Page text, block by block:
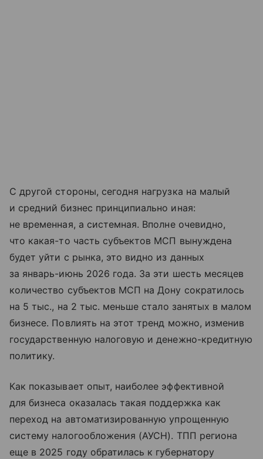
С другой стороны, сегодня нагрузка на малый
и средний бизнес принципиально иная:
не временная, а системная. Вполне очевидно,
что какая-то часть субъектов МСП вынуждена
будет уйти с рынка, это видно из данных
за январь-июнь 2026 года. За эти шесть месяцев
количество субъектов МСП на Дону сократилось
на 5 тыс., на 2 тыс. меньше стало занятых в малом
бизнесе. Повлиять на этот тренд можно, изменив
государственную налоговую и денежно-кредитную
политику.
Как показывает опыт, наиболее эффективной
для бизнеса оказалась такая поддержка как
переход на автоматизированную упрощенную
систему налогообложения (АУСН). ТПП региона
еще в 2025 году обратилась к губернатору